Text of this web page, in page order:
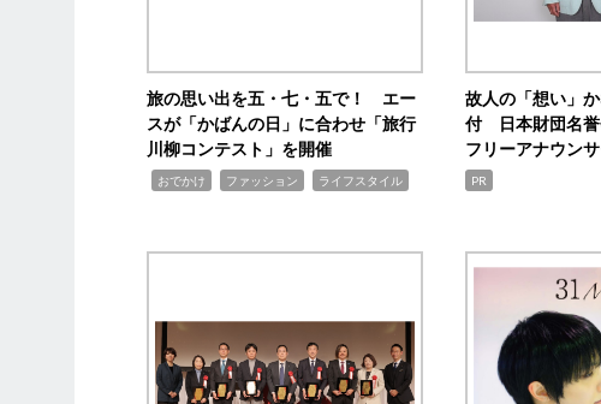
旅の思い出を五・七・五で！ エー
スが「かばんの日」に合わせ「旅行
川柳コンテスト」を開催
おでかけ ファッション ライフスタイル
故人の「想い」
付 日本財団名誉
フリーアナウン
PR